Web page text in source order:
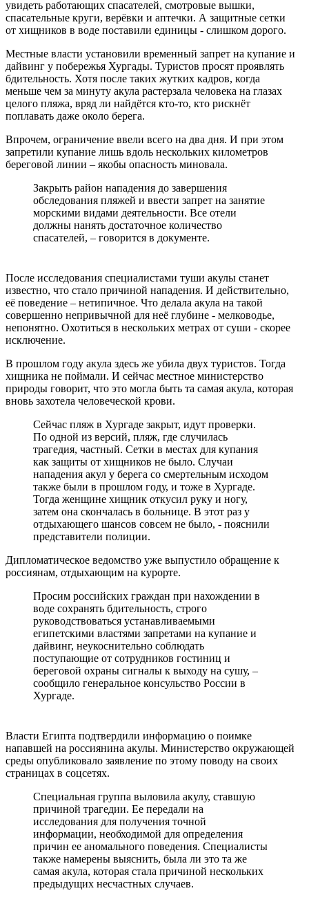
увидеть работающих спасателей, смотровые вышки,
спасательные круги, верёвки и аптечки. А защитные сетки
от хищников в воде поставили единицы - слишком дорого.
Местные власти установили временный запрет на купание и
дайвинг у побережья Хургады. Туристов просят проявлять
бдительность. Хотя после таких жутких кадров, когда
меньше чем за минуту акула растерзала человека на глазах
целого пляжа, вряд ли найдётся кто-то, кто рискнёт
поплавать даже около берега.
Впрочем, ограничение ввели всего на два дня. И при этом
запретили купание лишь вдоль нескольких километров
береговой линии – якобы опасность миновала.
Закрыть район нападения до завершения
обследования пляжей и ввести запрет на занятие
морскими видами деятельности. Все отели
должны нанять достаточное количество
спасателей, – говорится в документе.
После исследования специалистами туши акулы станет
известно, что стало причиной нападения. И действительно,
её поведение – нетипичное. Что делала акула на такой
совершенно непривычной для неё глубине - мелководье,
непонятно. Охотиться в нескольких метрах от суши - скорее
исключение.
В прошлом году акула здесь же убила двух туристов. Тогда
хищника не поймали. И сейчас местное министерство
природы говорит, что это могла быть та самая акула, которая
вновь захотела человеческой крови.
Сейчас пляж в Хургаде закрыт, идут проверки.
По одной из версий, пляж, где случилась
трагедия, частный. Сетки в местах для купания
как защиты от хищников не было. Случаи
нападения акул у берега со смертельным исходом
также были в прошлом году, и тоже в Хургаде.
Тогда женщине хищник откусил руку и ногу,
затем она скончалась в больнице. В этот раз у
отдыхающего шансов совсем не было, - пояснили
представители полиции.
Дипломатическое ведомство уже выпустило обращение к
россиянам, отдыхающим на курорте.
Просим российских граждан при нахождении в
воде сохранять бдительность, строго
руководствоваться устанавливаемыми
египетскими властями запретами на купание и
дайвинг, неукоснительно соблюдать
поступающие от сотрудников гостиниц и
береговой охраны сигналы к выходу на сушу, –
сообщило генеральное консульство России в
Хургаде.
Власти Египта подтвердили информацию о поимке
напавшей на россиянина акулы. Министерство окружающей
среды опубликовало заявление по этому поводу на своих
страницах в соцсетях.
Специальная группа выловила акулу, ставшую
причиной трагедии. Ее передали на
исследования для получения точной
информации, необходимой для определения
причин ее аномального поведения. Специалисты
также намерены выяснить, была ли это та же
самая акула, которая стала причиной нескольких
предыдущих несчастных случаев.